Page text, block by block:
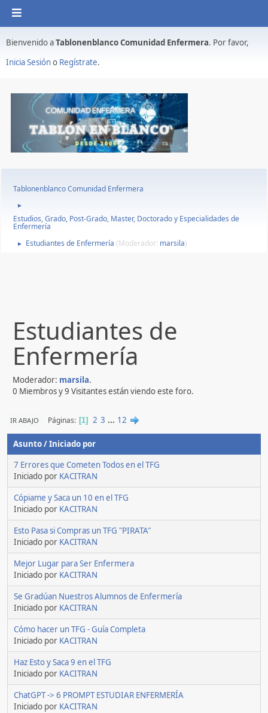
Bienvenido aTablonenblanco Comunidad Enfermera. Por favor,
Inicia Sesióno Regístrate.
Tablonenblanco Comunidad Enfermera
►
Estudios, Grado, Post-Grado, Master, Doctorado y Especialidades de
Enfermería
► Estudiantes de Enfermería (Moderador: marsila)
Estudiantes de
Enfermería
Moderador: marsila.
0 Miembros y 9 Visitantes están viendo este foro.
IR ABAJO Páginas 1 2 3 ... 12
Asunto/Iniciado por
7 Errores que Cometen Todos en el TFG
Iniciado por KACITRAN
Cópiame y Saca un 10 en el TFG
Iniciado por KACITRAN
Esto Pasa si Compras un TFG "PIRATA"
Iniciado por KACITRAN
Mejor Lugar para Ser Enfermera
Iniciado por KACITRAN
Se Gradúan Nuestros Alumnos de Enfermería
Iniciado por KACITRAN
Cómo hacer un TFG - Guía Completa
Iniciado por KACITRAN
Haz Esto y Saca 9 en el TFG
Iniciado por KACITRAN
ChatGPT -> 6 PROMPT ESTUDIAR ENFERMERÍA
Iniciado por KACITRAN